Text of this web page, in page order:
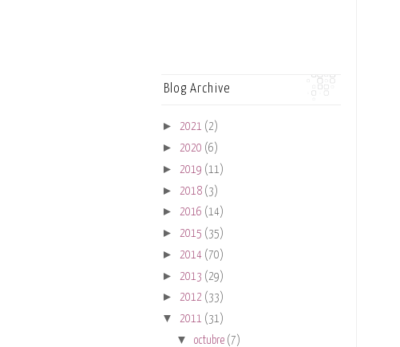
Blog Archive
► 2021 (2)
► 2020 (6)
► 2019 (11)
► 2018 (3)
► 2016 (14)
► 2015 (35)
► 2014 (70)
► 2013 (29)
► 2012 (33)
▼ 2011 (31)
▼ octubre (7)